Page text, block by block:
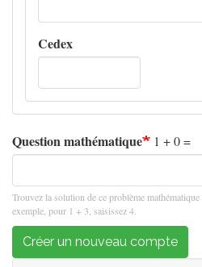
Cedex
Question mathématique 1 + 0 =
Trouvez la solution de ce problème
exemple, pour 1 + 3, saisissez 4.
Créer un nouveau compte